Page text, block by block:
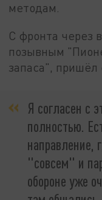
методам.
С фронта через
позывным
запаса", пришёл
Я согласен с
полностью.
направление,
"совсем" и
обороне уже